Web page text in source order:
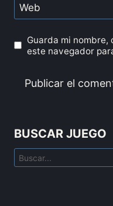
Web
Guarda mi
este navegador
BUSCAR JUEGO